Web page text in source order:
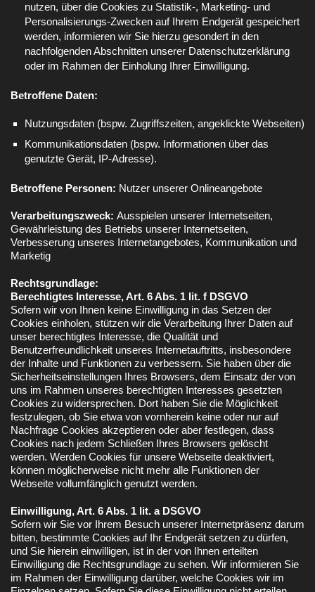
nutzen, über die Cookies zu Statistik-, Marketing- und
Personalisierungs-Zwecken auf Ihrem Endgerät gespeichert
werden, informieren wir Sie hierzu gesondert in den
nachfolgenden Abschnitten unserer Datenschutzerklärung
oder im Rahmen der Einholung Ihrer Einwilligung.
Betroffene Daten:
Nutzungsdaten (bspw. Zugriffszeiten, angeklickte Webseiten)
Kommunikationsdaten (bspw. Informationen über das
genutzte Gerät, IP-Adresse).
Betroffene Personen: Nutzer unserer Onlineangebote
Verarbeitungszweck: Ausspielen unserer Internetseiten,
Gewährleistung des Betriebs unserer Internetseiten,
Verbesserung unseres Internetangebotes, Kommunikation und
Marketig
Rechtsgrundlage:
Berechtigtes Interesse, Art. 6 Abs. 1 lit. f DSGVO
Sofern wir von Ihnen keine Einwilligung in das Setzen der
Cookies einholen, stützen wir die Verarbeitung Ihrer Daten auf
unser berechtigtes Interesse, die Qualität und
Benutzerfreundlichkeit unseres Internetauftritts, insbesondere
der Inhalte und Funktionen zu verbessern. Sie haben über die
Sicherheitseinstellungen Ihres Browsers, dem Einsatz der von
uns im Rahmen unseres berechtigten Interesses gesetzten
Cookies zu widersprechen. Dort haben Sie die Möglichkeit
festzulegen, ob Sie etwa von vornherein keine oder nur auf
Nachfrage Cookies akzeptieren oder aber festlegen, dass
Cookies nach jedem Schließen Ihres Browsers gelöscht
werden. Werden Cookies für unsere Webseite deaktiviert,
können möglicherweise nicht mehr alle Funktionen der
Webseite vollumfänglich genutzt werden.
Einwilligung, Art. 6 Abs. 1 lit. a DSGVO
Sofern wir Sie vor Ihrem Besuch unserer Internetpräsenz darum
bitten, bestimmte Cookies auf Ihr Endgerät setzen zu dürfen,
und Sie hierein einwilligen, ist in der von Ihnen erteilten
Einwilligung die Rechtsgrundlage zu sehen. Wir informieren Sie
im Rahmen der Einwilligung darüber, welche Cookies wir im